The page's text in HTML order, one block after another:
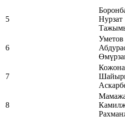
5
Нурзат
6
Уметов
7
8